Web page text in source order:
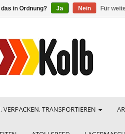
VERPACKEN, TRANSPORTIEREN
in Ordnung? Ja Nein Für